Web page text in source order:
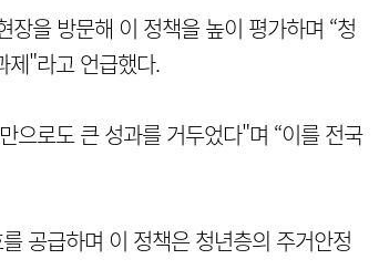
을 방문해 이 정책을 높이 평가하며 “청
제"라고 언급했다.
으로도 큰 성과를 거두었다"며 “이를 전국
공급하며 이 정책은 청년층의 주거안정